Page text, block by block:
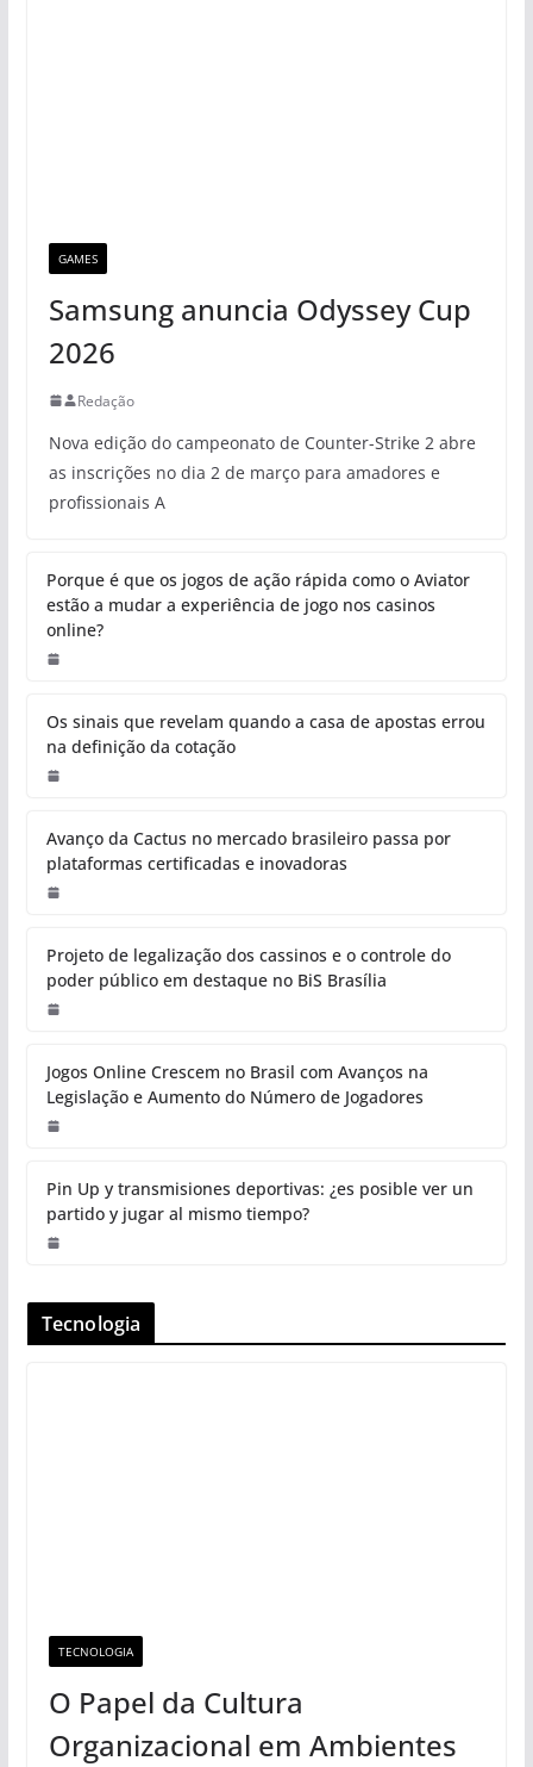
GAMES
Samsung anuncia Odyssey Cup
2026
Redação
Nova edição do campeonato de Counter-Strike 2 abre
as inscrições no dia 2 de março para amadores e
profissionais A
Porque é que os jogos de ação rápida como o Aviator
estão a mudar a experiência de jogo nos casinos
online?
Os sinais que revelam quando a casa de apostas errou
na definição da cotação
Avanço da Cactus no mercado brasileiro passa por
plataformas certificadas e inovadoras
Projeto de legalização dos cassinos e o controle do
poder público em destaque no BiS Brasília
Jogos Online Crescem no Brasil com Avanços na
Legislação e Aumento do Número de Jogadores
Pin Up y transmisiones deportivas: ¿es posible ver un
partido y jugar al mismo tiempo?
Tecnologia
TECNOLOGIA
O Papel da Cultura
Organizacional em Ambientes